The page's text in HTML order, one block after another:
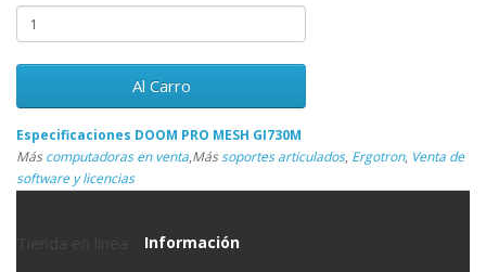
Al Carro
Especificaciones DOOM PRO MESH GI730M
Máscomputadoras en venta,Mássoportes articulados, Ergotron, Venta de
software y licencias
Información